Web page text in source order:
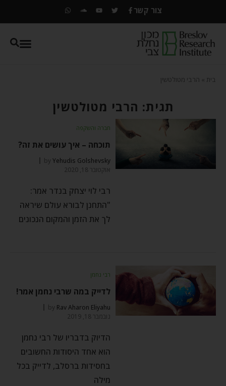
צור קשר
בית הרבי מטולטשין
תגית: הרבי מטולטשין
חברה והשקפה
תוכחה – איך עושים את זה?
byYehudis Golshevsky
אוקטובר 18, 2020
רבי לוי יצחק בנדר אמר:
"התחנן לבורא עולם שיראה
לך את הזמן והמקום הנכונים
רבי נחמן
לדייק במה שרבי נחמן אמר!
by Rav Aharon Eliyahu
נובמבר 18, 2019
הדיוק בדבריו של רבי נחמן
הוא אחד היסודות החשובים
בחסידות ברסלב, לדייק בכל
מילה